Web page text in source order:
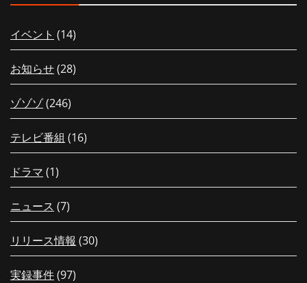
イベント (14)
お知らせ(28)
ゾゾゾ(246)
テレビ番組 (16)
ドラマ (1)
ニュース (7)
リリース情報 (30)
実録事件(97)